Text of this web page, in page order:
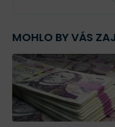
MOHLO BY VÁS